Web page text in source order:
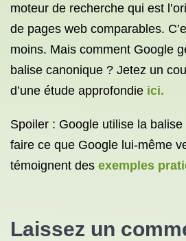
moteur de recherche qui est
de pages web comparables.
moins. Mais comment Google
balise canonique ? Jetez un
d’une étude approfondie ici.
Spoiler : Google utilise la
faire ce que Google lui-même
témoignent des exemples
Laissez un